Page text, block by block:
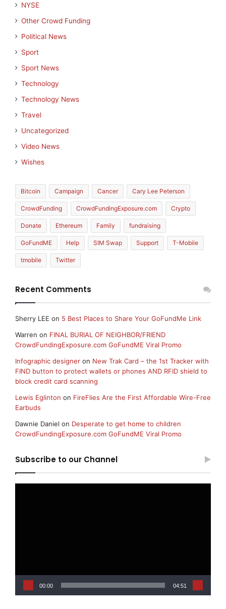
NYSE
Other Crowd Funding
Political News
Sport
Sport News
Technology
Technology News
Travel
Uncategorized
Video News
Wishes
Bitcoin Campaign Cancer Cary Lee Peterson
CrowdFunding CrowdFundingExposure.com Crypto
Donate Ethereum Family fundraising
GoFundME Help SIM Swap Support T-Mobile
tmobile Twitter
Recent Comments
Sherry LEE on 5 Best Places to Share Your GoFundMe Link
Warren on FINAL BURIAL OF NEIGHBOR/FRIEND
CrowdFundingExposure.com GoFundME Viral Promo
Infographic designer on New Trak Card – the 1st Tracker with
FIND button to protect wallets or phones AND RFID shield to
block credit card scanning
Lewis Eglinton on FireFlies Are the First Affordable Wire-Free
Earbuds
Dawnie Daniel on Desperate to get home to children
CrowdFundingExposure.com GoFundME Viral Promo
Subscribe to our Channel
00:00 04:51